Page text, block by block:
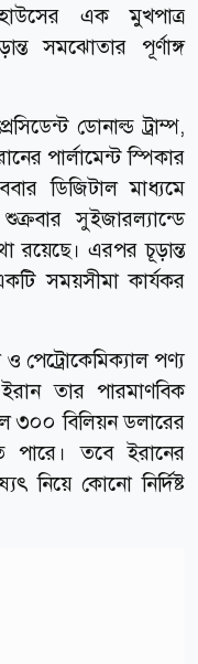
এক মুখপাত্র
সমঝোতার পূর্ণাঙ্গ
ডোনাল্ড ট্রাম্প,
পার্লামেন্ট স্পিকার
ডিজিটাল মাধ্যমে
সুইজারল্যান্ডে
রয়েছে। এরপর চূড়ান্ত
সময়সীমা কার্যকর
ও পেট্রোকেমিক্যাল পণ্য
তার পারমাণবিক
৩০০ বিলিয়ন ডলারের
পারে। তবে ইরানের
নিয়ে কোনো নির্দিষ্ট